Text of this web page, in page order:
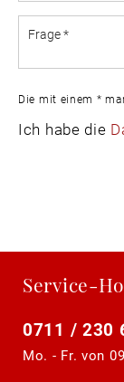
Die mit einem *
Ich habe die
Service-
0711 / 230
Mo. - Fr. von